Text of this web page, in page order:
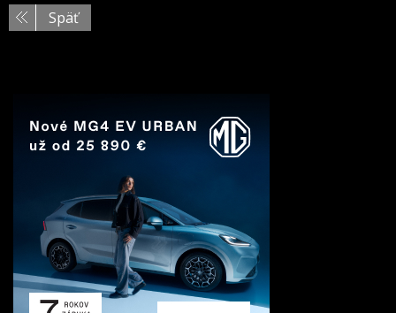
Späť